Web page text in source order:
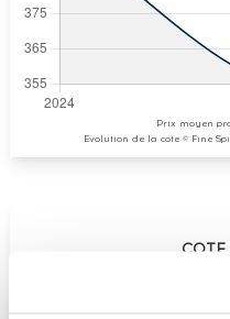
Prix moyen
Evolution de la cote © Fine
COTE